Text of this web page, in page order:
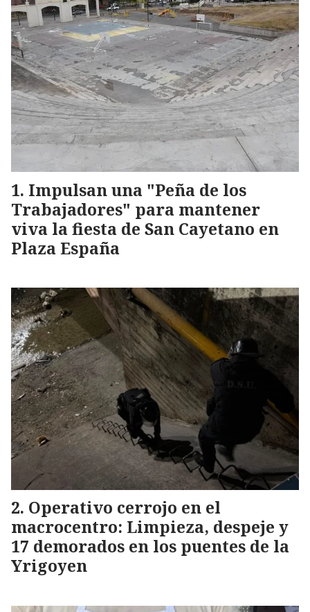
Impulsan una "Peña de los
Trabajadores" para mantener
viva la fiesta de San Cayetano en
Plaza España
Operativo cerrojo en el
macrocentro: Limpieza, despeje y
17 demorados en los puentes de la
Yrigoyen